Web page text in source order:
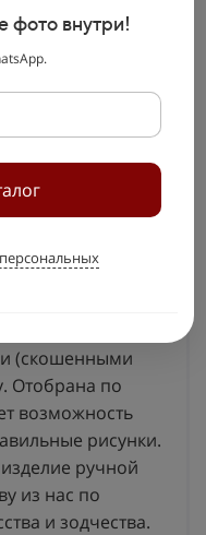
(скошенными
Отобрана по
возможность
рисунки.
ручной
из нас по
и зодчества.
фото внутри!